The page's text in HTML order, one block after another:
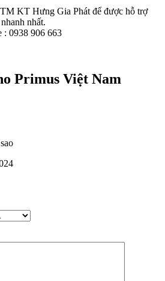
KT Hưng Gia Phát để được hỗ trợ
nhất.
: 0938 906 663
Primus Việt Nam